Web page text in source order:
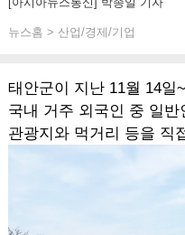
뉴스홈 > 산업/경제/기업
태안군이 지난 11월 14일
국내 거주 외국인 중 일
관광지와 먹거리 등을 직